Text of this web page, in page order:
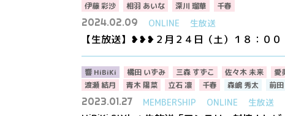
伊藤 彩沙 相羽 あいな 深川 瑠華 千春
2024.02.09 ONLINE 生放送
【生放送】❥❥❥２月２４日（土）１８：０
響 HiBiKi 橘田 いずみ 三森 すずこ 佐々木 未来 愛
渡瀬 結月
青木 陽菜 立石 凛 千春 森嶋 秀太 前
2023.01.27 MEMBERSHIP ONLINE 生放送